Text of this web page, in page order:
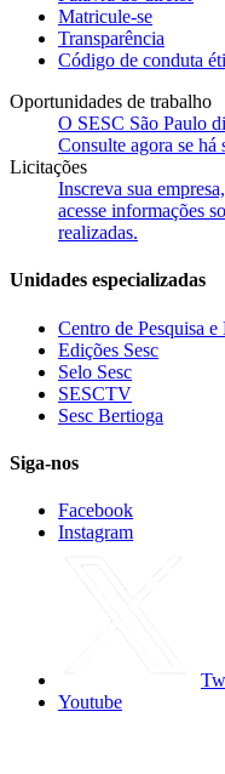
Matricule-se
Transparência
Código de conduta
Oportunidades de trabalho
O SESC São Paulo
Consulte agora se há
Licitações
Inscreva sua
acesse informações
realizadas.
Unidades especializadas
Centro de Pesquisa e
Edições Sesc
Selo Sesc
SESCTV
Sesc Bertioga
Siga-nos
Facebook
Instagram
Youtube